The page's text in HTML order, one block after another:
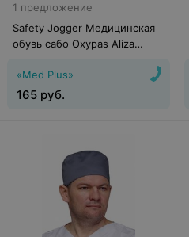
1 предложение
Safety Jogger Медицинская
обувь сабо Oxypas Aliza
«Med Plus»
165 руб.